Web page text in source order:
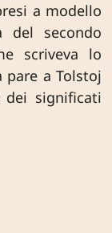
a modello
del secondo
scriveva lo
pare a Tolstoj
dei significati